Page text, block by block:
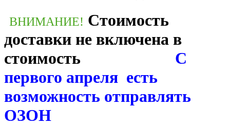
ВНИМАНИЕ! Стоимость
доставки не включена в
стоимость С
первого апреля есть
возможность отправлять
ОЗОН